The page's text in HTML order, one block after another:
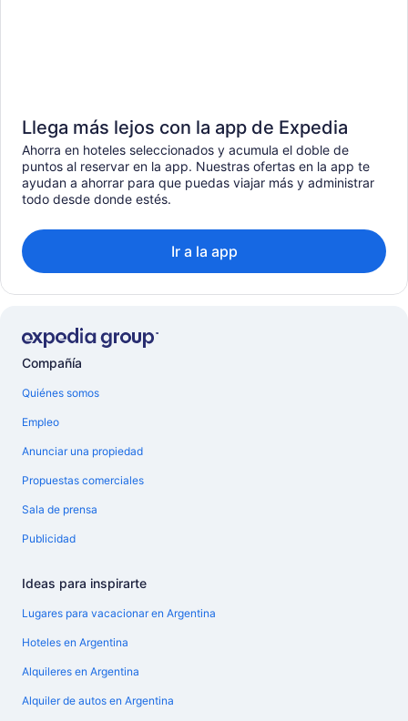
Llega más lejos con la app de Expedia
Ahorra en hoteles seleccionados y acumula el doble de
puntos al reservar en la app. Nuestras ofertas en la app te
ayudan a ahorrar para que puedas viajar más y administrar
todo desde donde estés.
Ir a la app
Compañía
Quiénes somos
Empleo
Anunciar una propiedad
Propuestas comerciales
Sala de prensa
Publicidad
Ideas para inspirarte
Lugares para vacacionar en Argentina
Hoteles en Argentina
Alquileres en Argentina
Alquiler de autos en Argentina